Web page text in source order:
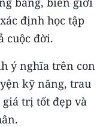
định học tập
cuộc đời.
ý nghĩa trên con
kỹ năng, trau
trị tốt đẹp và